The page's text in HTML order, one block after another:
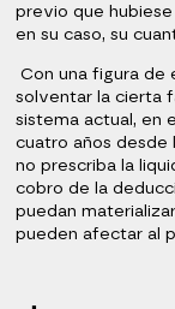
previo que
en su caso, su
Con una figura de
solventar la cierta
sistema actual, en
cuatro años desde
no prescriba la
cobro de la
puedan
pueden afectar al